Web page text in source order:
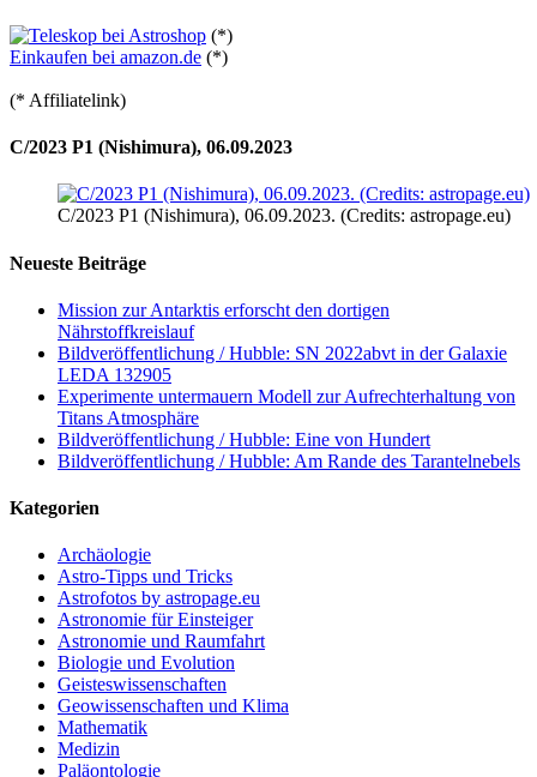
(*)
Einkaufen bei amazon.de (*)
(* Affiliatelink)
C/2023 P1 (Nishimura), 06.09.2023
C/2023 P1 (Nishimura), 06.09.2023. (Credits: astropage.eu)
Neueste Beiträge
Mission zur Antarktis erforscht den dortigen
Nährstoffkreislauf
Bildveröffentlichung / Hubble: SN 2022abvt in der Galaxie
LEDA 132905
Experimente untermauern Modell zur Aufrechterhaltung von
Titans Atmosphäre
Bildveröffentlichung / Hubble: Eine von Hundert
Bildveröffentlichung / Hubble: Am Rande des Tarantelnebels
Kategorien
Archäologie
Astro-Tipps und Tricks
Astrofotos by astropage.eu
Astronomie für Einsteiger
Astronomie und Raumfahrt
Biologie und Evolution
Geisteswissenschaften
Geowissenschaften und Klima
Mathematik
Medizin
Paläontologie